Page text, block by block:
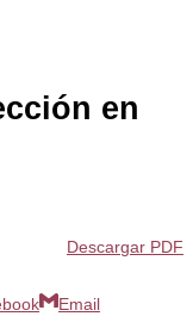
en
Descargar PDF
Email